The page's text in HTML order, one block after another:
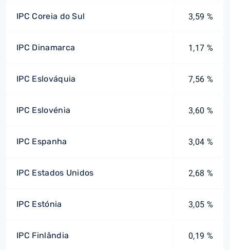
IPC Coreia do Sul 3,59 %
IPC Dinamarca 1,17 %
IPC Eslováquia 7,56 %
IPC Eslovénia 3,60 %
IPC Espanha 3,04 %
IPC Estados Unidos 2,68 %
IPC Estónia 3,05 %
IPC Finlândia 0,19 %